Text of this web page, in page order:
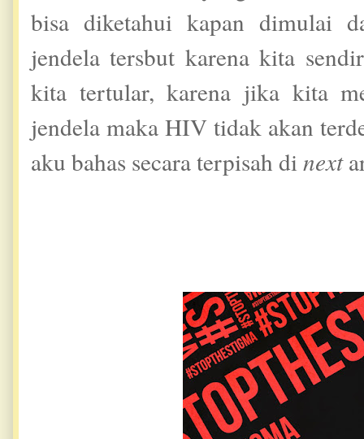
bisa diketahui kapan dimulai
jendela tersbut karena kita
kita tertular, karena jika kita
jendela maka HIV tidak akan
aku bahas secara terpisah dinext